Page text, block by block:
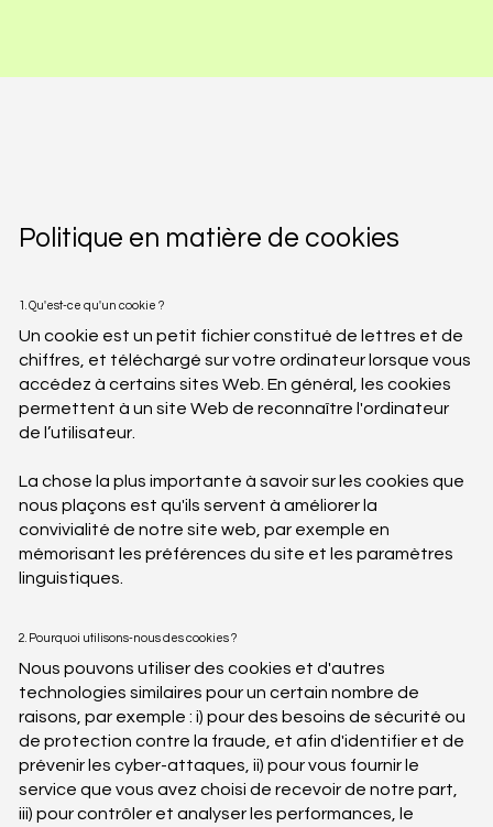
Politique en matière de cookies
1. Qu'est-ce qu'un cookie ?
Un cookie est un petit fichier constitué de lettres et de
chiffres, et téléchargé sur votre ordinateur lorsque vous
accédez à certains sites Web. En général, les cookies
permettent à un site Web de reconnaître l'ordinateur
de l’utilisateur.
La chose la plus importante à savoir sur les cookies que
nous plaçons est qu'ils servent à améliorer la
convivialité de notre site web, par exemple en
mémorisant les préférences du site et les paramètres
linguistiques.
2. Pourquoi utilisons-nous des cookies ?
Nous pouvons utiliser des cookies et d'autres
technologies similaires pour un certain nombre de
raisons, par exemple : i) pour des besoins de sécurité ou
de protection contre la fraude, et afin d'identifier et de
prévenir les cyber-attaques, ii) pour vous fournir le
service que vous avez choisi de recevoir de notre part,
iii) pour contrôler et analyser les performances, le